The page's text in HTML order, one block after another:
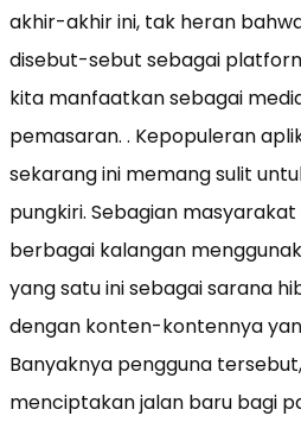
akhir-akhir ini, tak heran
disebut-sebut sebagai
kita manfaatkan sebagai
pemasaran. . Kepopuleran
sekarang ini memang sulit
pungkiri. Sebagian
berbagai kalangan
yang satu ini sebagai sarana
dengan konten-kontennya
Banyaknya pengguna tersebut,
menciptakan jalan baru bagi